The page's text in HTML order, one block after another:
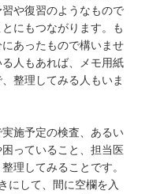
や復習のようなもので
にもつながります。も
あったもので構いませ
人もあれば、メモ用紙
整理してみる人もいま
施予定の検査、あるい
っていること、担当医
理してみることです。
にして、間に空欄を入